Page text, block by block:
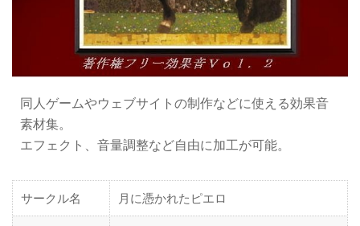
同人ゲームやウェブサイトの制作などに使える効果音
素材集。
エフェクト、音量調整など自由に加工が可能。
サークル名 月に憑かれたピエロ